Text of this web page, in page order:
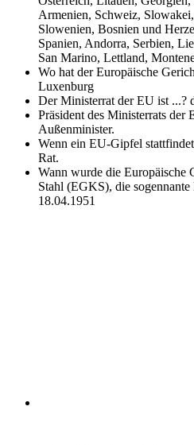
Armenien, Schweiz,
Slowenien, Bosnien und
Spanien, Andorra, Serbien,
San Marino, Lettland,
Wo hat der Europäische
Luxenburg
Der Ministerrat der EU ist ...?
Präsident des Ministerrats der
Außenminister.
Wenn ein EU-Gipfel
Rat.
Wann wurde die Europäische
Stahl (EGKS), die
18.04.1951